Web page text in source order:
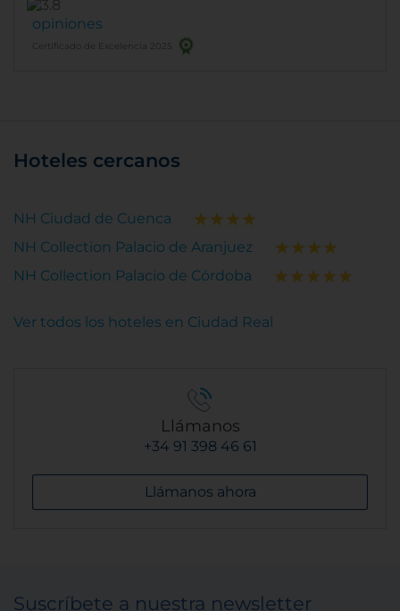
opiniones
Certificado de Excelencia 2025
Hoteles cercanos
NH Ciudad de Cuenca
NH Collection Palacio de Aranjuez
NH Collection Palacio de Córdoba
Ver todos los hoteles en Ciudad Real
Llámanos
+34 91 398 46 61
Llámanos ahora
Suscríbete a nuestra newsletter